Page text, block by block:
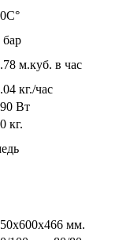
бар
м.куб. в час
кг./час
Вт
кг.
мм.